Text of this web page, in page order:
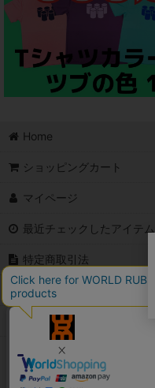
Home
ショッピングカート
マイページ
最近チェックしたアイテム
特定商取引法
ご利用案内
Contact